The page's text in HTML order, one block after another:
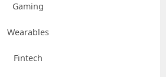
Gaming
Wearables
Fintech